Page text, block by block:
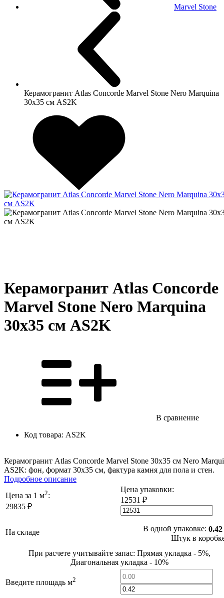
Marvel Stone
Керамогранит Atlas Concorde Marvel Stone Nero Marquina
30x35 см AS2K
Керамогранит Atlas Concorde
Marvel Stone Nero Marquina
30x35 см AS2K
В сравнение
Код товара: AS2K
Керамогранит Atlas Concorde Marvel Stone 30x35 см Nero
AS2K: фон, формат 30x35 см, фактура камня для пола и стен.
Подробное описание
Цена за 1 м2:
29835 ₽
Цена упаковки:
12531 ₽
На складе В одной упаковке:
Штук в
При расчете учитывайте запас: Прямая укладка - 5%,
Диагональная укладка - 10%
Введите площадь м2